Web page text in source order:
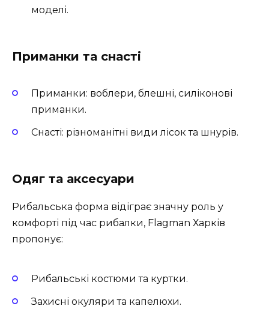
моделі.
Приманки та снасті
Приманки: воблери, блешні, силіконові
приманки.
Снасті: різноманітні види лісок та шнурів.
Одяг та аксесуари
Рибальська форма відіграє значну роль у
комфорті під час рибалки, Flagman Харків
пропонує:
Рибальські костюми та куртки.
Захисні окуляри та капелюхи.